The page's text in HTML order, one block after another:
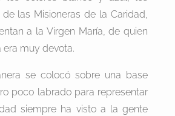
las Misioneras de la Caridad,
a la Virgen María, de quien
era muy devota.
se colocó sobre una base
poco labrado para representar
siempre ha visto a la gente